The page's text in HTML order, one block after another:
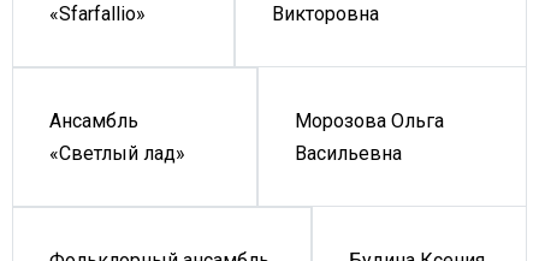
«Sfarfallio»
Викторовна
Ансамбль
«Светлый лад»
Морозова Ольга
Васильевна